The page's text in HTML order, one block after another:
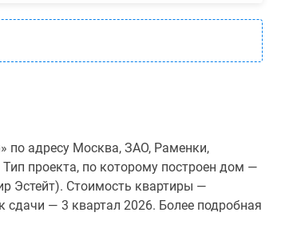
по адресу Москва, ЗАО, Раменки,
проекта, по которому построен дом —
Эстейт). Стоимость квартиры —
— 3 квартал 2026. Более подробная